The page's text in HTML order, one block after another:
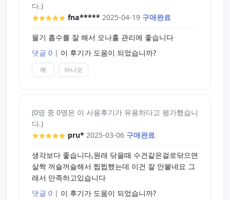
다.)
fna***** 2025-04-19 구매완료
물기 흡수를 잘 해서 오나홀 관리에 좋습니다
댓글 0 | 이 후기가 도움이 되었습니까?
예 아니오
(0명 중 0명은 이 사용후기가 유용하다고 평가했습니
다.)
pru* 2025-03-06 구매완료
생각보다 좋습니다,원래 닦을때 수건같은걸로닦으면
살짝 꺼슬꺼슬해서 찝찝했는데 이건 잘 안붙네요 그
래서 만족하고있습니다
댓글 0 | 이 후기가 도움이 되었습니까?